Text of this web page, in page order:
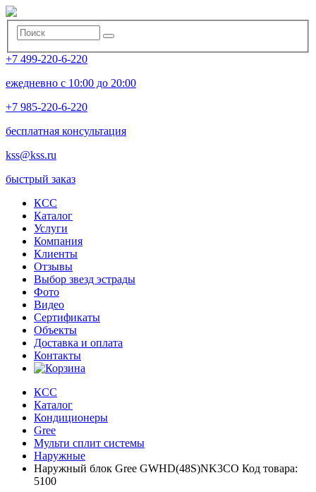
+7 499-220-6-220
ежедневно с 10:00 до 20:00
+7 985-220-6-220
бесплатная консультация
kss@kss.ru
быстрый заказ
КСС
Каталог
Услуги
Компания
Клиенты
Oтзывы
Выбор звезд эстрады
Фото
Видео
Сертификаты
Объекты
Доставка и оплата
Контакты
КСС
Каталог
Кондиционеры
Gree
Мульти сплит системы
Наружные
Наружный блок Gree GWHD(48S)NK3CO Код товара:
5100